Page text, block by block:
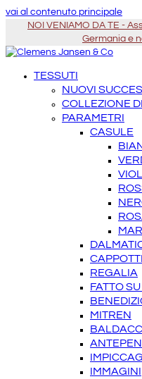
vai al contenuto principale
NOI VENIAMO DA TE -
Germania e
TESSUTI
NUOVI
COLLEZIONE
PARAMETRI
CASULE
REGALIA
FATTO
MITREN
IMMAGINI